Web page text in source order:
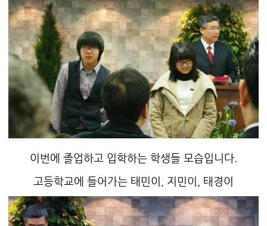
이번에 졸업하고 입학하는 학생들 모습입니다.
고등학교에 들어가는 태민이, 지민이, 태경이